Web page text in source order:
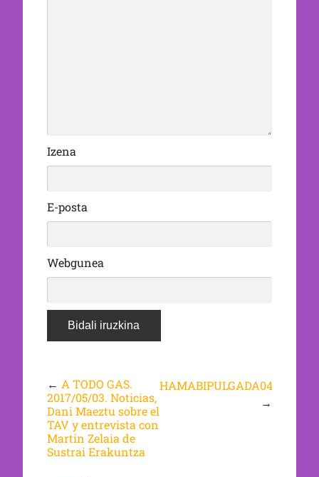
Izena
E-posta
Webgunea
← A TODO GAS.
2017/05/03. Noticias,
Dani Maeztu sobre el
TAV y entrevista con
Martin Zelaia de
Sustrai Erakuntza
HAMABIPULGADA040517
→